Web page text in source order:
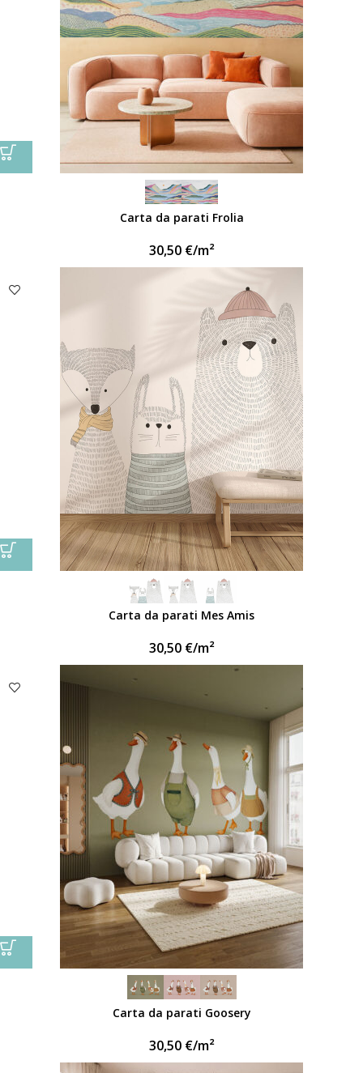
Carta da parati Frolia
30,50 €/m²
Carta da parati Mes Amis
30,50 €/m²
Carta da parati Goosery
30,50 €/m²